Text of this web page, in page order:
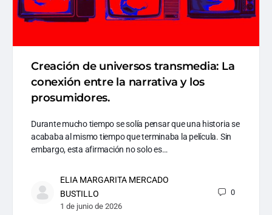
Creación de universos transmedia: La
conexión entre la narrativa y los
prosumidores.
Durante mucho tiempo se solía pensar que una historia se
acababa al mismo tiempo que terminaba la película. Sin
embargo, esta afirmación no solo es…
ELIA MARGARITA MERCADO
BUSTILLO
1 de junio de 2026
0